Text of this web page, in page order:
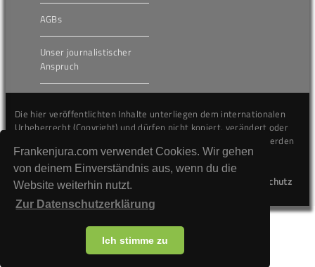
Frankenjura.com verwendet Cookies. Wir gehen
von deinem Einverständnis aus, wenn du die
Website weiterhin nutzt.
Zur Datenschutzerklärung
Ich stimme zu
AGBs
Unser journalistischer
Anspruch
Die hier veröffentlichten Inhalte unterliegen dem internationalen
Urheberrecht (Copyright) und dürfen nicht kopiert, verändert oder
unverändert wiederveröffentlicht werden. Gegen Verstöße werden
wir auf juristischem Wege vorgehen.
Datenschutz